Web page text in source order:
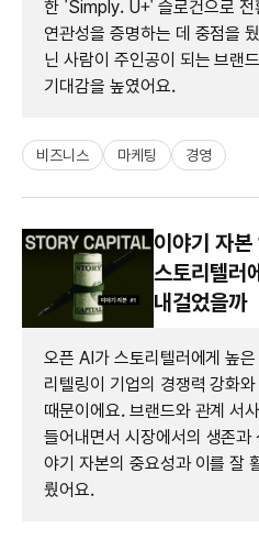
한 'Simply. U+' 슬로건으로 전
연관성을 증명하는 데 중점을
닌 사람이 주인공이 되는 브랜
기대감을 높였어요.
비즈니스 마케팅 경영
이야기 자
스토리텔러
내걸었을까
오픈 AI가 스토리텔러에게 높
리텔링이 기업의 경쟁력 강화
때문이에요. 브랜드와 관계 서
들어내면서 시장에서의 생존과
야기 자본의 중요성과 이를 잘
뤘어요.